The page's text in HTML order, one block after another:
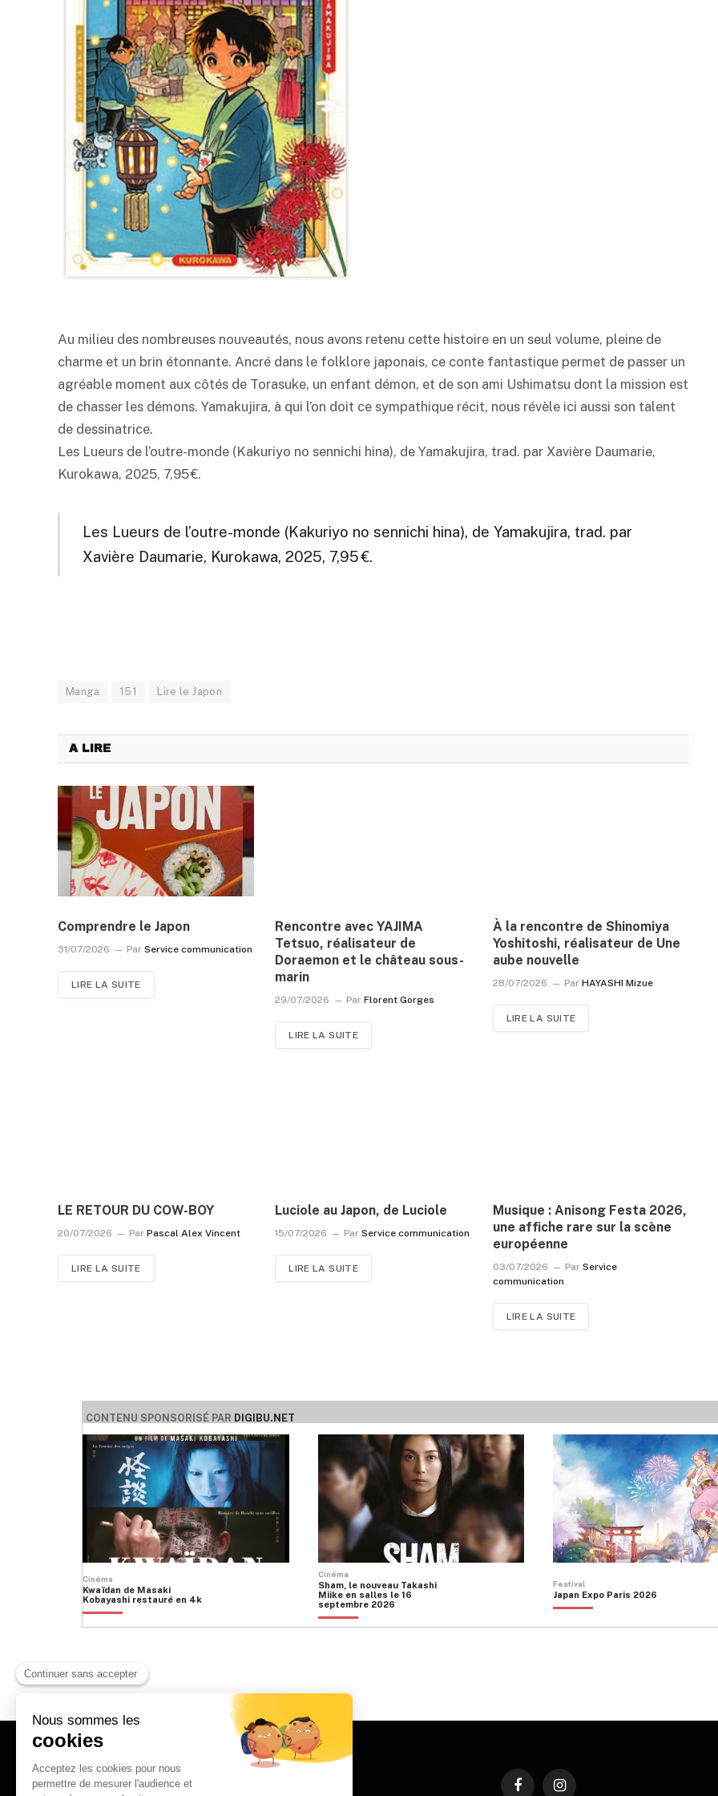
Au milieu des nombreuses nouveautés, nous avons retenu cette histoire en un seul volume, pleine de
charme et un brin étonnante. Ancré dans le folklore japonais, ce conte fantastique permet de passer un
agréable moment aux côtés de Torasuke, un enfant démon, et de son ami Ushimatsu dont la mission est
de chasser les démons. Yamakujira, à qui l’on doit ce sympathique récit, nous révèle ici aussi son talent
de dessinatrice.
Les Lueurs de l’outre-monde (Kakuriyo no sennichi hina), de Yamakujira, trad. par Xavière Daumarie,
Kurokawa, 2025, 7,95 €.
Les Lueurs de l’outre-monde (Kakuriyo no sennichi hina), de Yamakujira, trad. par
Xavière Daumarie, Kurokawa, 2025, 7,95 €.
Manga 151 Lire le Japon
A LIRE
Comprendre le Japon
31/07/2026 Par Service communication
LIRE LA SUITE
Rencontre avec YAJIMA
Tetsuo, réalisateur de
Doraemon et le château sous-
marin
29/07/2026 Par Florent Gorges
LIRE LA SUITE
À la rencontre de Shinomiya
Yoshitoshi, réalisateur de Une
aube nouvelle
28/07/2026 Par HAYASHI Mizue
LIRE LA SUITE
LE RETOUR DU COW-BOY
20/07/2026 Par Pascal Alex Vincent
LIRE LA SUITE
Luciole au Japon, de Luciole
15/07/2026 Par Service communication
LIRE LA SUITE
Musique : Anisong Festa 2026,
une affiche rare sur la scène
européenne
03/07/2026 Par Service
communication
LIRE LA SUITE
CONTENU SPONSORISÉ PAR DIGIBU.NET
Cinéma
Kwaïdan de Masaki
Kobayashi restauré en 4k
Cinéma
Sham, le nouveau Takashi
Miike en salles le 16
septembre 2026
Festival
Japan Expo Paris 2026
FacebookInstagram